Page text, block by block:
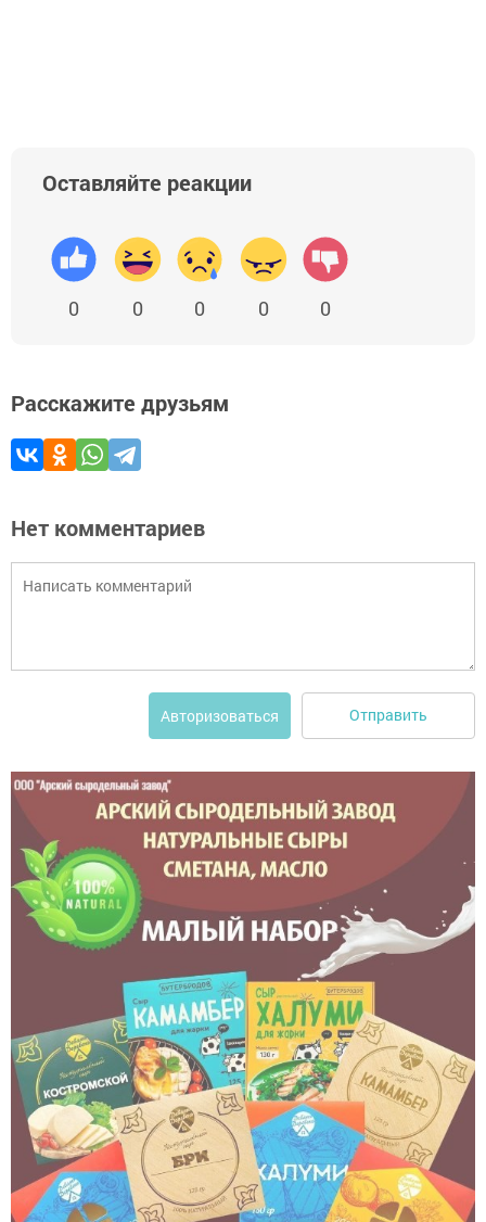
Оставляйте реакции
0 0 0 0 0
Расскажите друзьям
Нет комментариев
Авторизоваться Отправить